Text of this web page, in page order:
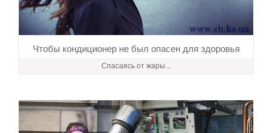
Чтобы кондиционер не был опасен для здоровья
Спасаясь от жары...